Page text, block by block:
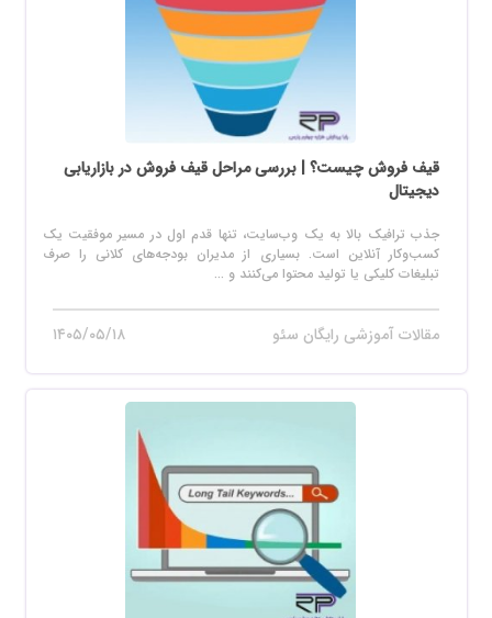
قیف فروش چیست؟ | بررسی مراحل قیف فروش در بازاریابی
دیجیتال
جذب ترافیک بالا به یک وب‌سایت، تنها قدم اول در مسیر موفقیت یک
کسب‌وکار آنلاین است. بسیاری از مدیران بودجه‌های کلانی را صرف
تبلیغات کلیکی یا تولید محتوا می‌کنند و ...
مقالات آموزشی رایگان سئو ۱۴۰۵/۰۵/۱۸